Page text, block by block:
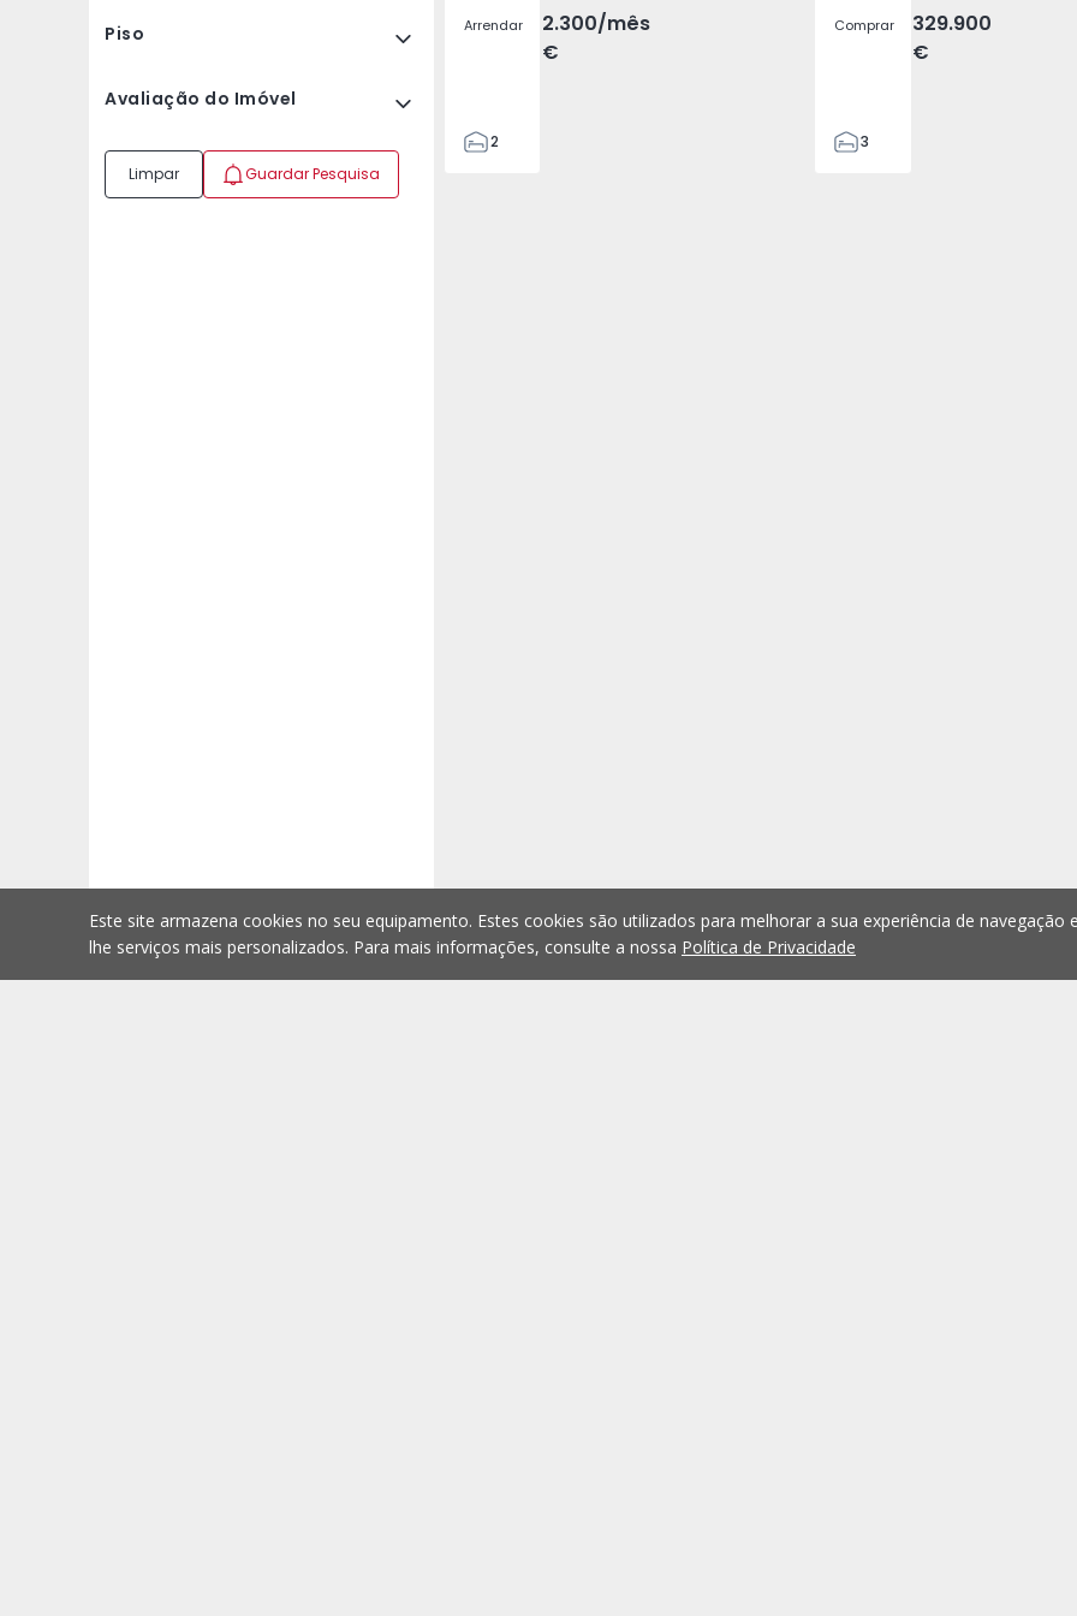
Piso
Avaliação do Imóvel
Limpar Guardar Pesquisa
Arrendar
2.300
€
/mês
2
Comprar
329.900
€
3
Este site armazena cookies no seu equipamento. Estes cookies são utilizados para melhorar a sua experiência de navegação
lhe serviços mais personalizados. Para mais informações, consulte a nossa Política de Privacidade